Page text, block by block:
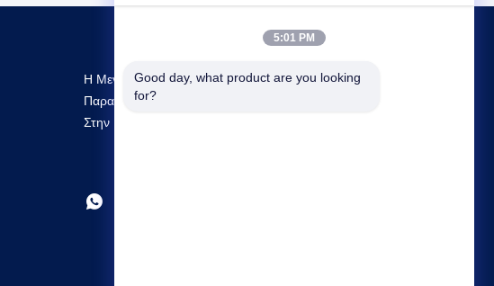
Η Μεγαλύτερη Έρευνα & Ανάπτυξη Και
Παραγωγή Tube Mill Machine Προμηθευτής
Στην Κίνα
5:01 PM
Good day, what product are you looking
for?